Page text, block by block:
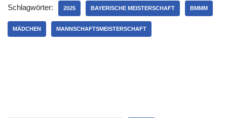
Schlagwörter: 2025 BAYERISCHE MEISTERSCHAFT BMMM
MÄDCHEN MANNSCHAFTSMEISTERSCHAFT